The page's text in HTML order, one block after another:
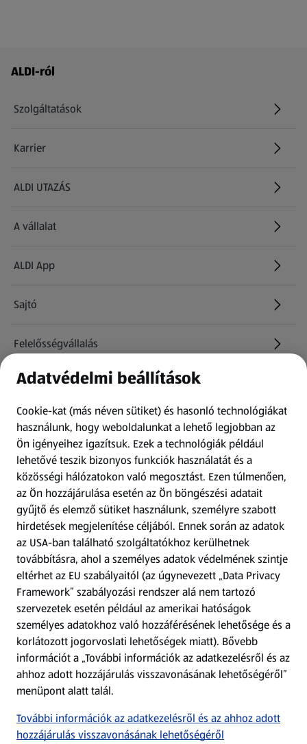
Láblécmenü - további linkek
ALDI-ról
Szolgáltatások
Karrier
(új oldalon nyílik meg)
ALDI UTAZÁS
(új oldalon nyílik meg)
A vállalat
ALDI App
Sajtó
Felelősségvállalás
Információk
Kérdőív
Fizetési lehetőségek
ALDI utalványok
Árcsökkentés
Adattörlő alkalmazás
Szervizpont
(új oldalon nyílik meg)
Fedezz fel minket az interneten!
Töltsd le az ALDI Magyarország applikációt!
Adatvédelmi beállítások
Cookie-kat (más néven sütiket) és hasonló technológiákat
használunk, hogy weboldalunkat a lehető legjobban az
Ön igényeihez igazítsuk. Ezek a technológiák például
lehetővé teszik bizonyos funkciók használatát és a
közösségi hálózatokon való megosztást. Ezen túlmenően,
az Ön hozzájárulása esetén az Ön böngészési adatait
gyűjtő és elemző sütiket használunk, személyre szabott
hirdetések megjelenítése céljából. Ennek során az adatok
az USA-ban található szolgáltatókhoz kerülhetnek
továbbításra, ahol a személyes adatok védelmének szintje
eltérhet az EU szabályaitól (az úgynevezett „Data Privacy
Framework” szabályozási rendszer alá nem tartozó
szervezetek esetén például az amerikai hatóságok
személyes adatokhoz való hozzáférésének lehetősége és a
korlátozott jogorvoslati lehetőségek miatt). Bővebb
információt a „További információk az adatkezelésről és az
ahhoz adott hozzájárulás visszavonásának lehetőségéről”
menüpont alatt talál.
További információk az adatkezelésről és az ahhoz adott
hozzájárulás visszavonásának lehetőségéről